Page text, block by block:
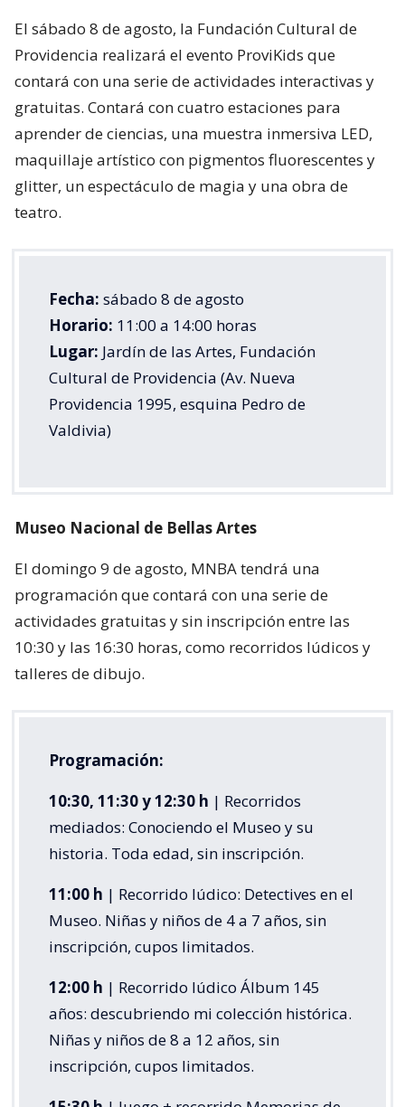
El sábado 8 de agosto, la Fundación Cultural de
Providencia realizará el evento ProviKids que
contará con una serie de actividades interactivas y
gratuitas. Contará con cuatro estaciones para
aprender de ciencias, una muestra inmersiva LED,
maquillaje artístico con pigmentos fluorescentes y
glitter, un espectáculo de magia y una obra de
teatro.
Fecha: sábado 8 de agosto
Horario: 11:00 a 14:00 horas
Lugar: Jardín de las Artes, Fundación
Cultural de Providencia (Av. Nueva
Providencia 1995, esquina Pedro de
Valdivia)
Museo Nacional de Bellas Artes
El domingo 9 de agosto, MNBA tendrá una
programación que contará con una serie de
actividades gratuitas y sin inscripción entre las
10:30 y las 16:30 horas, como recorridos lúdicos y
talleres de dibujo.
Programación:
10:30, 11:30 y 12:30 h | Recorridos
mediados: Conociendo el Museo y su
historia. Toda edad, sin inscripción.
11:00 h | Recorrido lúdico: Detectives en el
Museo. Niñas y niños de 4 a 7 años, sin
inscripción, cupos limitados.
12:00 h | Recorrido lúdico Álbum 145
años: descubriendo mi colección histórica.
Niñas y niños de 8 a 12 años, sin
inscripción, cupos limitados.